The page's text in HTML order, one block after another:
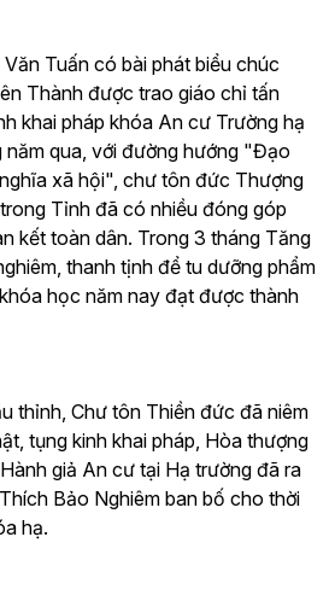
Tuấn có bài phát biểu chúc
Thành được trao giáo chỉ tấn
khai pháp khóa An cư Trường hạ
năm qua, với đường hướng "Đạo
xã hội", chư tôn đức Thượng
Tỉnh đã có nhiều đóng góp
kết toàn dân. Trong 3 tháng Tăng
thanh tịnh để tu dưỡng phẩm
học năm nay đạt được thành
thỉnh, Chư tôn Thiền đức đã niêm
tụng kinh khai pháp, Hòa thượng
giả An cư tại Hạ trường đã ra
Bảo Nghiêm ban bố cho thời
hạ.